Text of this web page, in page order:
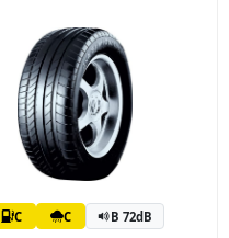
C C B 72dB